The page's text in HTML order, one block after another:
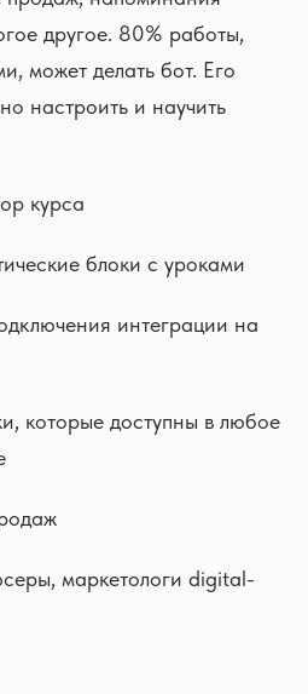
другое. 80% работы,
может делать бот. Его
настроить и научить
курса
блоки с уроками
интеграции на
которые доступны в любое
маркетологи digital-